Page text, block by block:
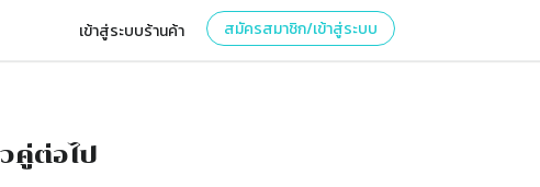
เข้าสู่ระบบร้านค้า สมัครสมาชิก/เข้าสู่ระบบ
คู่ต่อไป